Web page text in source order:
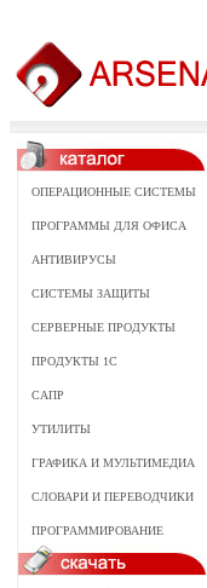
ОПЕРАЦИОННЫЕ СИСТЕМЫ
ПРОГРАММЫ ДЛЯ ОФИСА
АНТИВИРУСЫ
СИСТЕМЫ ЗАЩИТЫ
СЕРВЕРНЫЕ ПРОДУКТЫ
ПРОДУКТЫ 1С
САПР
УТИЛИТЫ
ГРАФИКА И МУЛЬТИМЕДИА
СЛОВАРИ И ПЕРЕВОДЧИКИ
ПРОГРАММИРОВАНИЕ